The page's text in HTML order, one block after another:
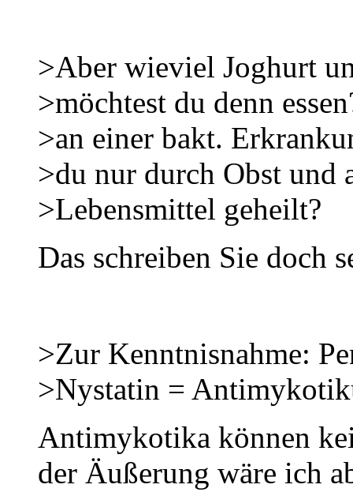
>Aber wieviel Joghurt
>möchtest du denn
>an einer bakt.
>du nur durch Obst und
>Lebensmittel geheilt?
Das schreiben Sie doch
>Zur Kenntnisnahme:
>Nystatin =
Antimykotika können
der Äußerung wäre ich